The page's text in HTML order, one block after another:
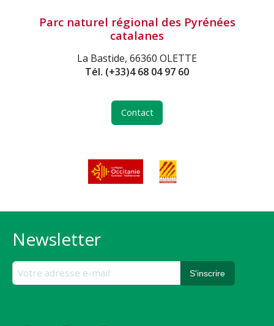
Parc naturel régional des Pyrénées
catalanes
La Bastide, 66360 OLETTE
Tél. (+33)4 68 04 97 60
Contact
Newsletter